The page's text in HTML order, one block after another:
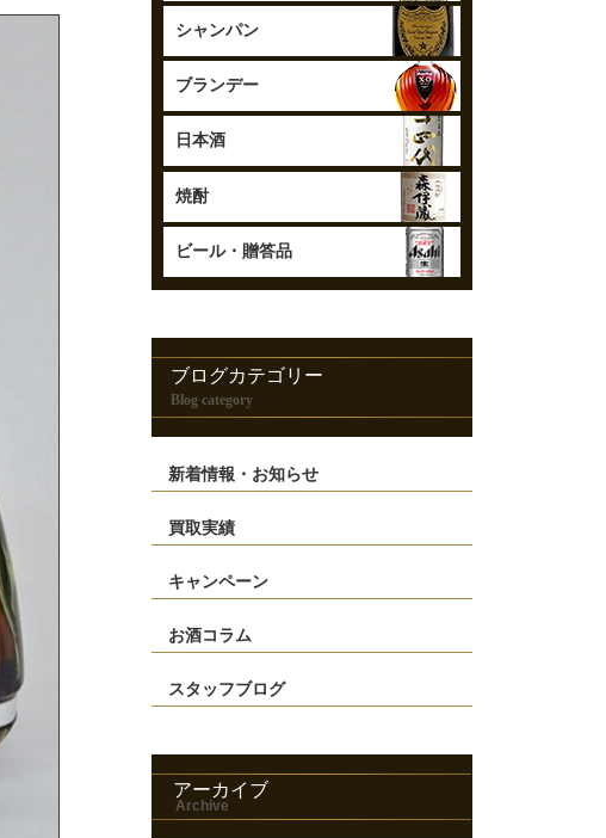
シャンパン
ブランデー
日本酒
焼酎
ビール・ 贈答品
ブログカテゴリー
Blog category
新着情報・お知らせ
買取実績
キャンペーン
お酒コラム
スタッフブログ
アーカイブ